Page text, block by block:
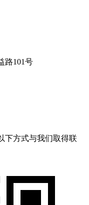
路101号
下方式与我们取得联